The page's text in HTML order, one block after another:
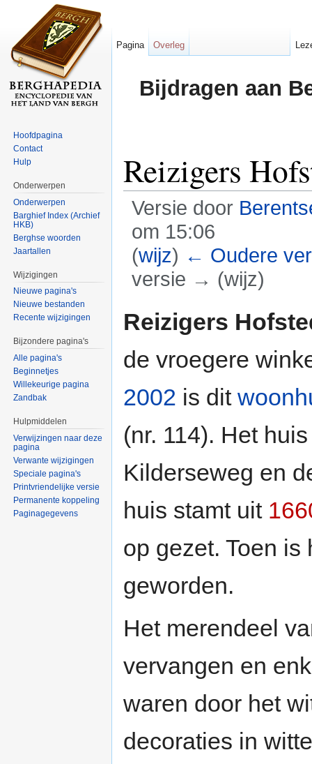
Bijdragen aan
Reizigers
Versie door
om 15:06
(wijz) ← Oudere
versie → (wijz)
Reizigers
de vroegere
2002 is dit
(nr. 114). Het
Kilderseweg en
huis stamt uit
op gezet. Toen
geworden.
Het merendeel
vervangen en
waren door het
decoraties in
Pagina Overleg
Hoofdpagina
Contact
Hulp
Onderwerpen
Onderwerpen
Barghief Index (Archief
HKB)
Berghse woorden
Jaartallen
Wijzigingen
Nieuwe pagina's
Nieuwe bestanden
Recente wijzigingen
Bijzondere pagina's
Alle pagina's
Beginnetjes
Willekeurige pagina
Zandbak
Hulpmiddelen
Verwijzingen naar deze
pagina
Verwante wijzigingen
Speciale pagina's
Printvriendelijke versie
Permanente koppeling
Paginagegevens